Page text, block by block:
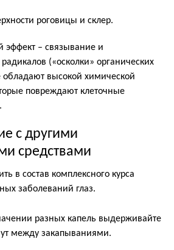
роговицы и склер.
эффект – связывание и
(«осколки» органических
обладают высокой химической
повреждают клеточные
с другими
средствами
в состав комплексного курса
заболеваний глаз.
разных капель выдерживайте
между закапываниями.